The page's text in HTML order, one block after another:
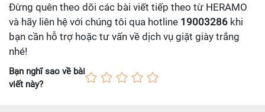
Đừng quên theo dõi các bài viết tiếp theo từ HERAMO
và hãy liên hệ với chúng tôi qua hotline 19003286 khi
bạn cần hỗ trợ hoặc tư vấn về dịch vụ giặt giày trắng
nhé!
Bạn nghĩ sao về bài
viết này?